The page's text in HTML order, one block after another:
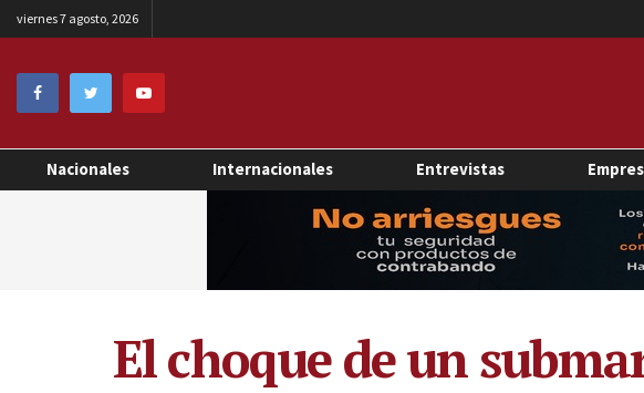
viernes 7 agosto, 2026
Nacionales Internacionales Entrevistas
El choque de un